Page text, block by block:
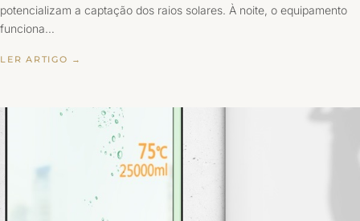
potencializam a captação dos raios solares. À noite, o equipamento
funciona…
LER ARTIGO →